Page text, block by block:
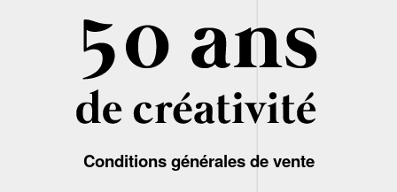
Conditions générales de vente